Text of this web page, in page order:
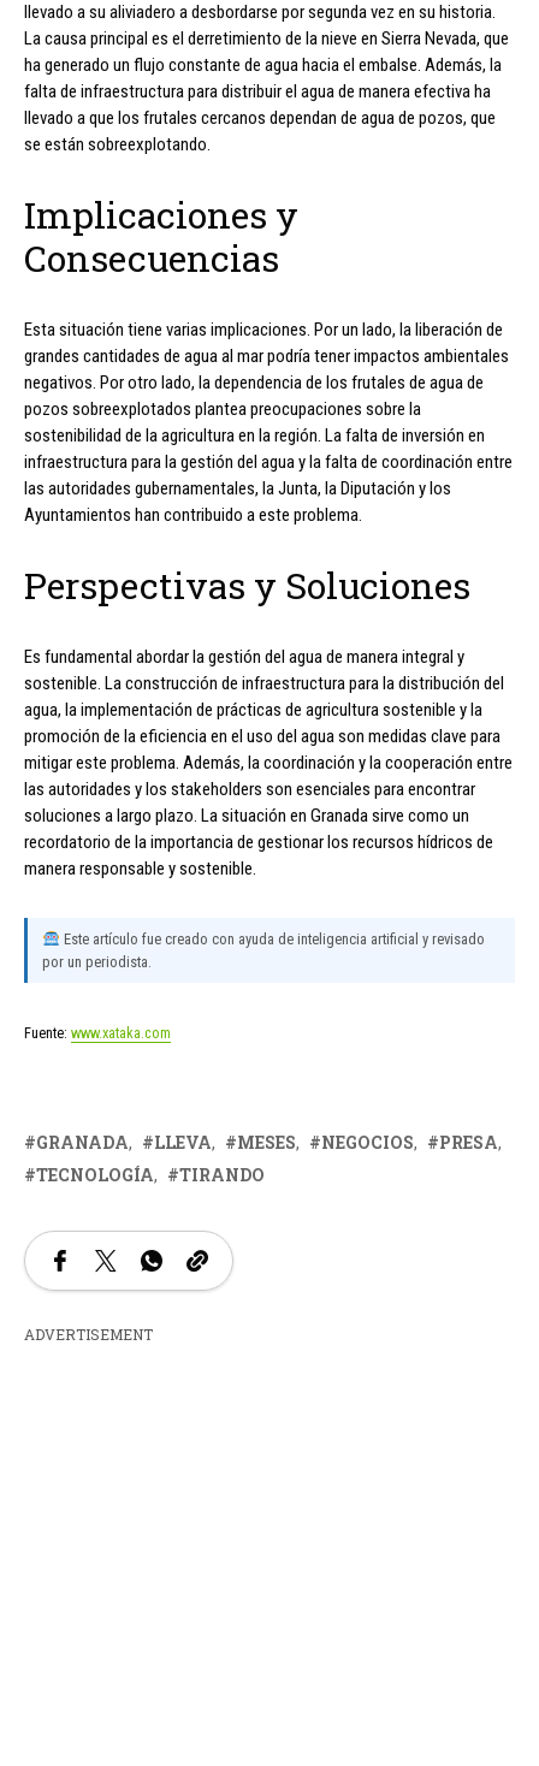
llevado a su aliviadero a desbordarse por segunda vez en su historia.
La causa principal es el derretimiento de la nieve en Sierra Nevada, que
ha generado un flujo constante de agua hacia el embalse. Además, la
falta de infraestructura para distribuir el agua de manera efectiva ha
llevado a que los frutales cercanos dependan de agua de pozos, que
se están sobreexplotando.
Implicaciones y
Consecuencias
Esta situación tiene varias implicaciones. Por un lado, la liberación de
grandes cantidades de agua al mar podría tener impactos ambientales
negativos. Por otro lado, la dependencia de los frutales de agua de
pozos sobreexplotados plantea preocupaciones sobre la
sostenibilidad de la agricultura en la región. La falta de inversión en
infraestructura para la gestión del agua y la falta de coordinación entre
las autoridades gubernamentales, la Junta, la Diputación y los
Ayuntamientos han contribuido a este problema.
Perspectivas y Soluciones
Es fundamental abordar la gestión del agua de manera integral y
sostenible. La construcción de infraestructura para la distribución del
agua, la implementación de prácticas de agricultura sostenible y la
promoción de la eficiencia en el uso del agua son medidas clave para
mitigar este problema. Además, la coordinación y la cooperación entre
las autoridades y los stakeholders son esenciales para encontrar
soluciones a largo plazo. La situación en Granada sirve como un
recordatorio de la importancia de gestionar los recursos hídricos de
manera responsable y sostenible.
Este artículo fue creado con ayuda de inteligencia artificial y revisado
por un periodista.
Fuente: www.xataka.com
GRANADA LLEVA MESES NEGOCIOS
PRESA
TECNOLOGÍA
TIRANDO
ADVERTISEMENT